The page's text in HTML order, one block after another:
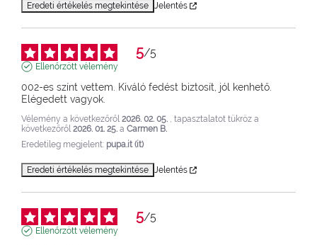
Eredeti értékelés megtekintése Jelentés
5/5
Ellenőrzött vélemény
002-es színt vettem. Kiváló fedést biztosít, jól kenhető.
Elégedett vagyok.
Vélemény a következőről 2026. 02. 05. , tapasztalatot tükröz a
következőről 2026. 01. 25. a Carmen B.
Eredetileg megjelent: pupa.it (it)
Eredeti értékelés megtekintése Jelentés
5/5
Ellenőrzött vélemény